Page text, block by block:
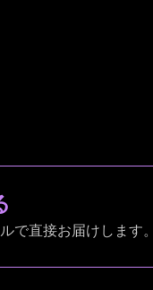
で直接お届けします。